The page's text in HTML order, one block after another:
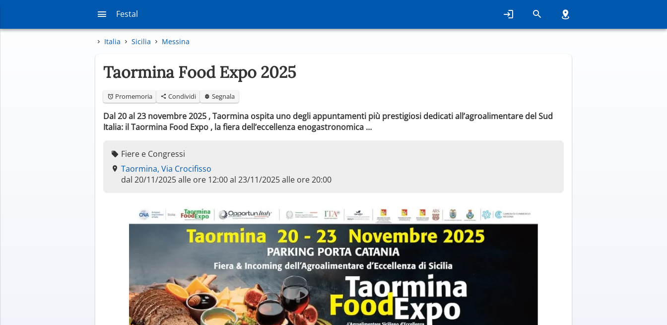
Festal
Italia Sicilia Messina
Taormina Food Expo 2025
Promemoria Condividi Segnala
Dal 20 al 23 novembre 2025 , Taormina ospita uno degli appuntamenti più prestigiosi dedicati all’agroalimentare del Sud
Italia: il Taormina Food Expo , la fiera dell’eccellenza enogastronomica …
Fiere e Congressi
Taormina, Via Crocifisso
dal 20/11/2025 alle ore 12:00 al 23/11/2025 alle ore 20:00